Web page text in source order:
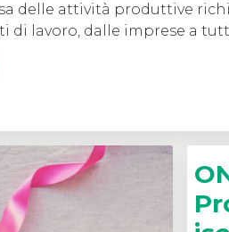
delle attività produttive
di lavoro, dalle imprese a